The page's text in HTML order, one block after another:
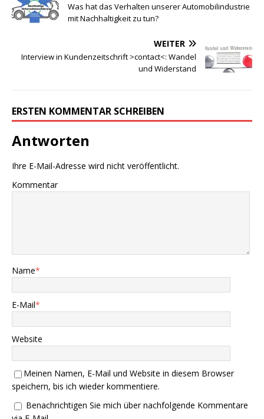
Was hat das Verhalten unserer Automobilindustrie
mit Nachhaltigkeit zu tun?
WEITER
Interview in Kundenzeitschrift >contact<: Wandel
und Widerstand
ERSTEN KOMMENTAR SCHREIBEN
Antworten
Ihre E-Mail-Adresse wird nicht veröffentlicht.
Kommentar
Name*
E-Mail*
Website
Meinen Namen, E-Mail und Website in diesem Browser
speichern, bis ich wieder kommentiere.
Benachrichtigen Sie mich über nachfolgende Kommentare